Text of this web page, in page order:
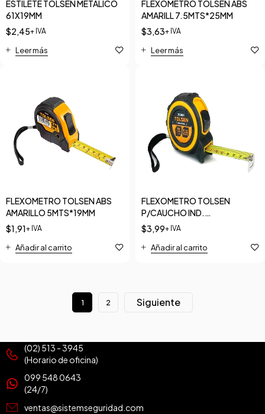
ESTILETE TOLSEN METALICO
61X19MM
$2,45+ IVA
Leer más
FLEXOMETRO TOLSEN ABS
AMARILL 7.5MTS*25MM
$3,63+ IVA
Leer más
FLEXOMETRO TOLSEN ABS
AMARILLO 5MTS*19MM
$1,91+ IVA
Añadir al carrito
FLEXOMETRO TOLSEN
P/CAUCHO IND.
5M/16FT*25MM
$3,99+ IVA
Añadir al carrito
1 2 Siguiente
(02) 513 - 3945
(Horario de oficina)
099 548 0643
(24/7)
ventas@sistemseguridad.com